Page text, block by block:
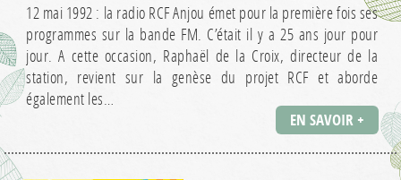
12 mai 1992 : la radio RCF Anjou émet pour la première fois ses
programmes sur la bande FM. C’était il y a 25 ans jour pour
jour. A cette occasion, Raphaël de la Croix, directeur de la
station, revient sur la genèse du projet RCF et aborde
également les…
EN SAVOIR +